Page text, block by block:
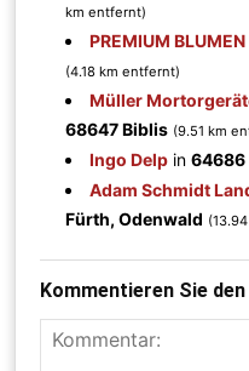
km entfernt)
PREMIUM
(4.18 km entfernt)
Müller
68647 Biblis (9.51 km
Ingo Delp in64686
Adam Schmidt
Fürth, Odenwald
Kommentieren Sie